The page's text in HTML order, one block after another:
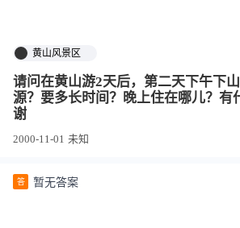
黄山风景区
请问在黄山游2天后，第二天下午下
源？要多长时间？晚上住在哪儿？有
谢
2000-11-01 未知
答 暂无答案